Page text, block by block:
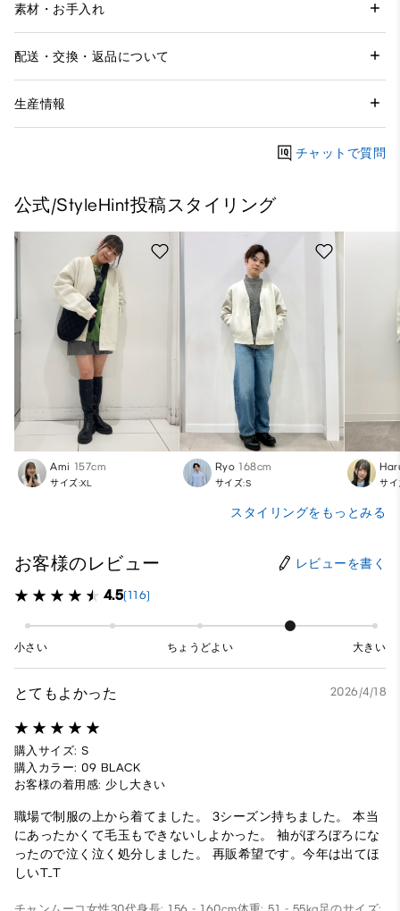
素材・お手入れ
配送・交換・返品について
生産情報
チャットで質問
公式/StyleHint投稿スタイリング
Ami 157cm
サイズ:XL
Ryo 168cm
サイズ:S サ
スタイリングをもっとみる
お客様のレビュー レビューを書く
4.5(116)
小さい ちょうどよい 大きい
とてもよかった 2026/4/18
購入サイズ: S
購入カラー: 09 BLACK
お客様の着用感: 少し大きい
職場で制服の上から着てました。 3シーズン持ちました。 本当
にあったかくて毛玉もできないしよかった。 袖がぼろぼろにな
ったので泣く泣く処分しました。 再販希望です。今年は出てほ
しいT_T